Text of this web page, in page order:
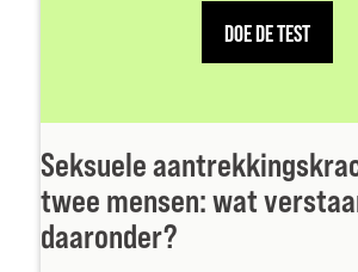
DOE DE TEST
Seksuele
twee mensen: wat
daaronder?